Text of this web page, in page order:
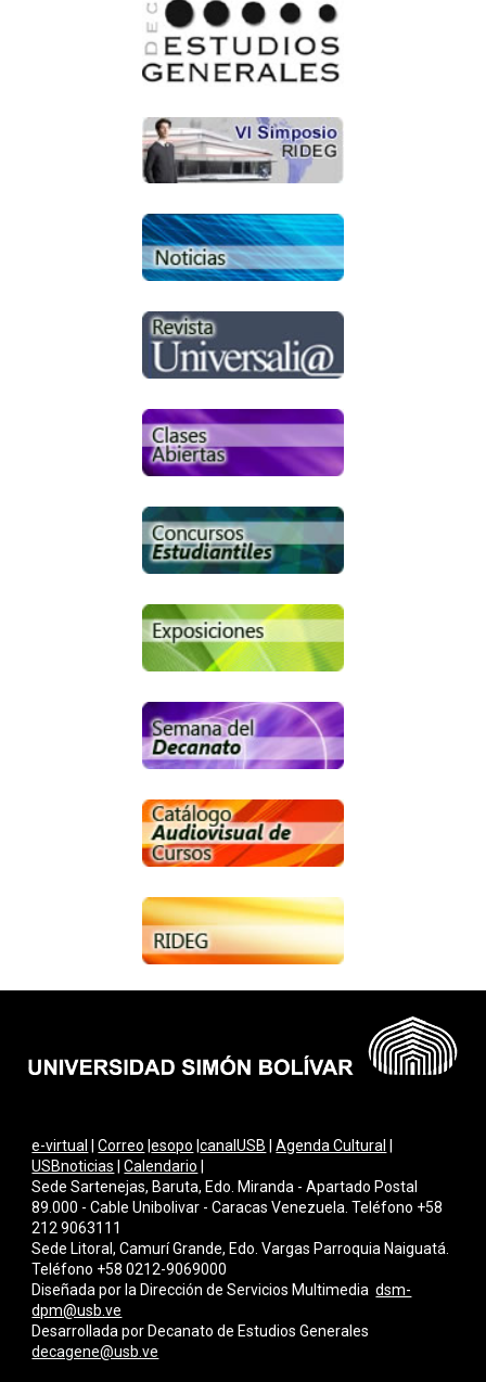
e-virtual |Correo |esopo |canalUSB |Agenda Cultural
USBnoticias |Calendario
Sede Sartenejas, Baruta, Edo. Miranda - Apartado Postal
89.000 - Cable Unibolivar - Caracas Venezuela. Teléfono +58
212 9063111
Sede Litoral, Camurí Grande, Edo. Vargas Parroquia Naiguatá.
Teléfono +58 0212-9069000
Diseñada por la Dirección de Servicios Multimediadsm-
dpm@usb.ve
Desarrollada por Decanato de Estudios Generales
decagene@usb.ve